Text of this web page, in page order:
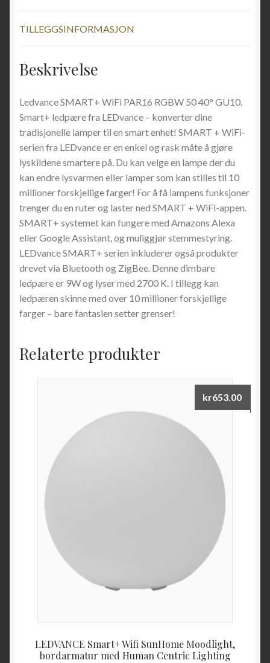
TILLEGGSINFORMASJON
Beskrivelse
Ledvance SMART+ WiFi PAR16 RGBW 50 40° GU10.
Smart+ ledpære fra LEDvance – konverter dine
tradisjonelle lamper til en smart enhet! SMART + WiFi-
serien fra LEDvance er en enkel og rask måte å gjøre
lyskildene smartere på. Du kan velge en lampe der du
kan endre lysvarmen eller lamper som kan stilles til 10
millioner forskjellige farger! For å få lampens funksjoner
trenger du en ruter og laster ned SMART + WiFi-appen.
SMART+ systemet kan fungere med Amazons Alexa
eller Google Assistant, og muliggjør stemmestyring.
LEDvance SMART+ serien inkluderer også produkter
drevet via Bluetooth og ZigBee. Denne dimbare
ledpære er 9W og lyser med 2700 K. I tillegg kan
ledpæren skinne med over 10 millioner forskjellige
farger – bare fantasien setter grenser!
Relaterte produkter
LEDVANCE Smart+ Wifi SunHome Moodlight,
bordarmatur med Human Centric Lighting
kr653.00